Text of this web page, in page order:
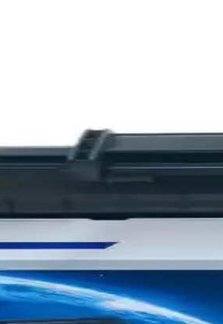
Brother HL-1211W toner, kolay
Yüksek Performans ve
baskı kapasitesi ve uyumluluğu ile ofis
ve Vergi Uygulamaları
sektöründe maliyetleri ve
Yüksek Kaliteli Muadil Toner
ekonomik ve çipli muadil toner,